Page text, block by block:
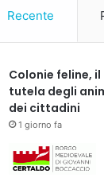
Recente
Colonie feline,
tutela degli
dei cittadini
1 giorno fa